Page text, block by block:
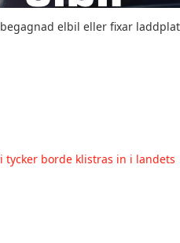
elbil eller fixar
tycker borde klistras in i landets